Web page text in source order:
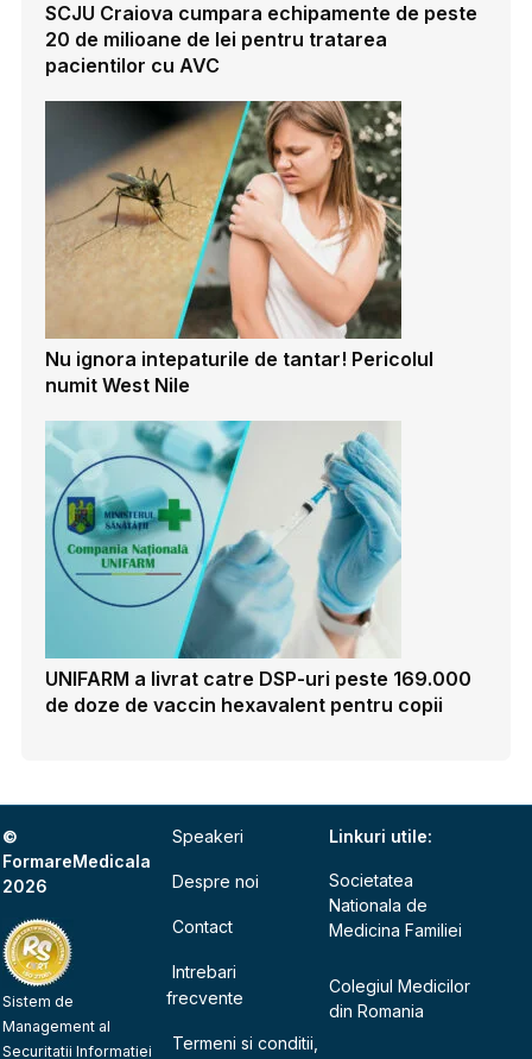
SCJU Craiova cumpara echipamente de peste
20 de milioane de lei pentru tratarea
pacientilor cu AVC
Nu ignora intepaturile de tantar! Pericolul
numit West Nile
UNIFARM a livrat catre DSP-uri peste 169.000
de doze de vaccin hexavalent pentru copii
©
FormareMedicala
2026
Sistem de
Management al
Securitatii Informatiei
Speakeri
Despre noi
Contact
Intrebari
frecvente
Termeni si conditii,
Linkuri utile:
Societatea
Nationala de
Medicina Familiei
Colegiul Medicilor
din Romania